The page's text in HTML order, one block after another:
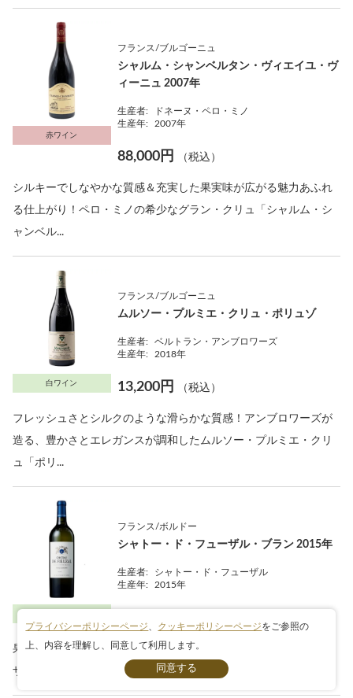
赤ワイン
フランス/ブルゴーニュ
シャルム・シャンベルタン・ヴィエイユ・ヴ
ィーニュ 2007年
生産者:
ドネーヌ・ペロ・ミノ
生産年:
2007年
88,000円 （税込）
シルキーでしなやかな質感＆充実した果実味が広がる魅力あふれ
る仕上がり！ペロ・ミノの希少なグラン・クリュ「シャルム・シ
ャンベル...
白ワイン
フランス/ブルゴーニュ
ムルソー・プルミエ・クリュ・ポリュゾ
生産者:
ベルトラン・アンブロワーズ
生産年:
2018年
13,200円 （税込）
フレッシュさとシルクのような滑らかな質感！アンブロワーズが
造る、豊かさとエレガンスが調和したムルソー・プルミエ・クリ
ュ「ポリ...
フランス/ボルドー
シャトー・ド・フューザル・ブラン 2015年
生産者:
シャトー・ド・フューザル
生産年:
2015年
果実の充実感と洗練された飲み心地が美しく調和！近年のフュー
ザル・ブランを代表する良年2015年の逸品白！
プライバシーポリシーページ クッキーポリシーページをご参照の
上、内容を理解し、同意して利用します。